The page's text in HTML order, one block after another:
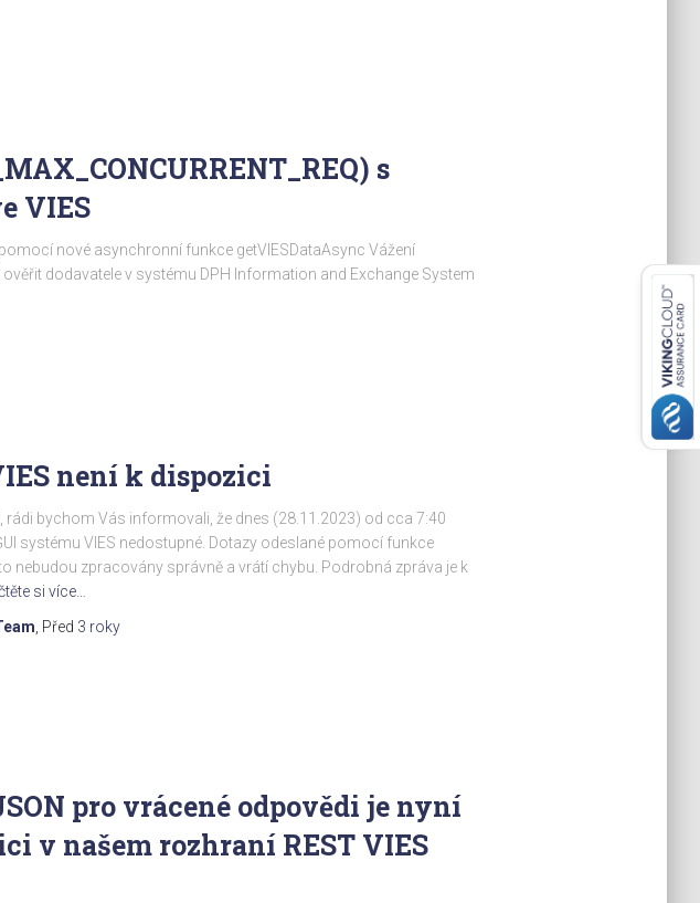
s
VIES
pomocí nové asynchronní funkce getVIESDataAsync Vážení
dodavatele v systému DPH Information and Exchange System
není k dispozici
rádi bychom Vás informovali, že dnes (28.11.2023) od cca 7:40
systému VIES nedostupné. Dotazy odeslané pomocí funkce
nebudou zpracovány správně a vrátí chybu. Podrobná zpráva je k
si více…
, Před 3 roky
pro vrácené odpovědi je nyní
v našem rozhraní REST VIES